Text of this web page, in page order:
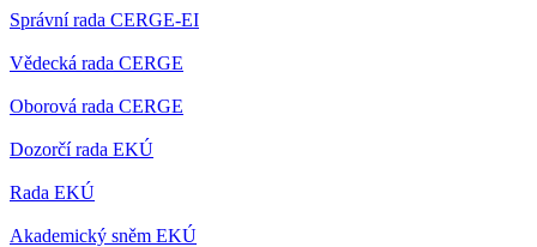
Správní rada CERGE-EI
Vědecká rada CERGE
Oborová rada CERGE
Dozorčí rada EKÚ
Rada EKÚ
Akademický sněm EKÚ